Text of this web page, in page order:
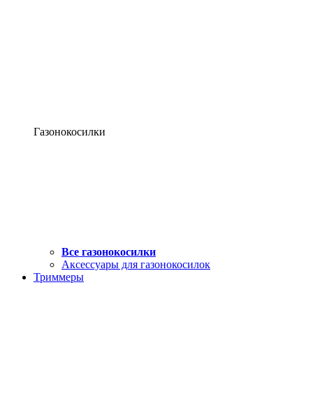
Газонокосилки
Все газонокосилки
Аксессуары для газонокосилок
Триммеры